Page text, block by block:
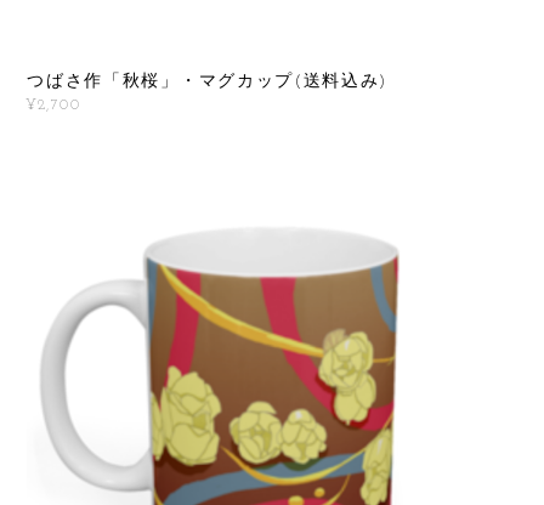
つばさ作「秋桜」・マグカップ(送料込み)
¥2,700